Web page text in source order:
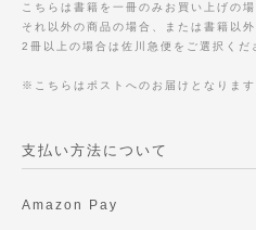
こちらは書籍を一冊のみお買い上げの
それ以外の商品の場合、または書籍以
2冊以上の場合は佐川急便をご選択くだ
※こちらはポストへのお届けとなりま
支払い方法について
Amazon Pay